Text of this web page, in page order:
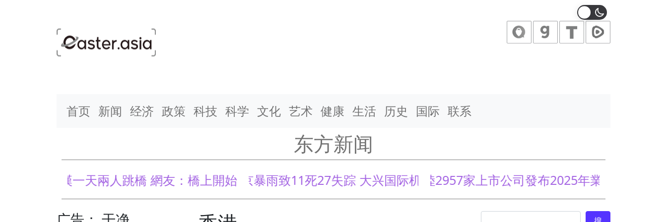
Main Navigation
首页 新闻 经济 政策 科技 科学 文化 艺术 健康 生活 历史 国际 联系
东方新闻
武漢一天兩人跳橋 網友：橋上開始有人站崗了北京暴雨致11死27失踪 大兴国际机场汪洋一片(图)大陸2957家上市公司發布2025年業績 近半虧損